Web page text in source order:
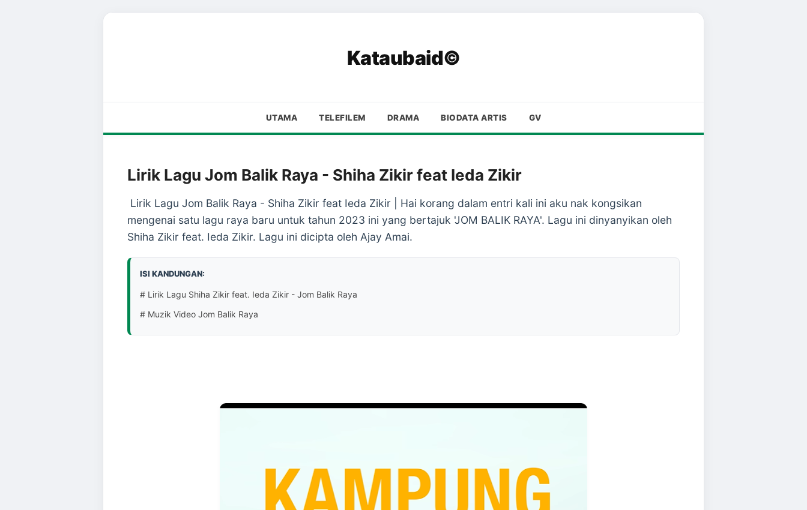
Kataubaid©
UTAMA TELEFILEM DRAMA BIODATA ARTIS GV
Lirik Lagu Jom Balik Raya - Shiha Zikir feat Ieda Zikir
Lirik Lagu Jom Balik Raya - Shiha Zikir feat Ieda Zikir | Hai korang dalam entri kali ini aku nak kongsikan
mengenai satu lagu raya baru untuk tahun 2023 ini yang bertajuk 'JOM BALIK RAYA'. Lagu ini dinyanyikan oleh
Shiha Zikir feat. Ieda Zikir. Lagu ini dicipta oleh Ajay Amai.
ISI KANDUNGAN:
# Lirik Lagu Shiha Zikir feat. Ieda Zikir - Jom Balik Raya
# Muzik Video Jom Balik Raya